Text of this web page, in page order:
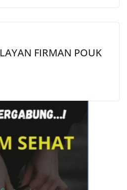
FIRMAN POUK